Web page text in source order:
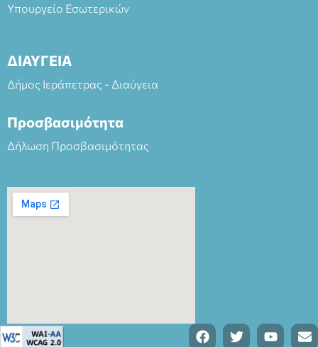
Υπουργείο Εσωτερικών
ΔΙΑΥΓΕΙΑ
Δήμος Ιεράπετρας - Διαύγεια
Προσβασιμότητα
Δήλωση Προσβασιμότητας